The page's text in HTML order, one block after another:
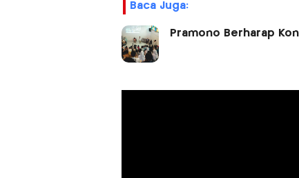
Baca Juga:
Pramono Berharap